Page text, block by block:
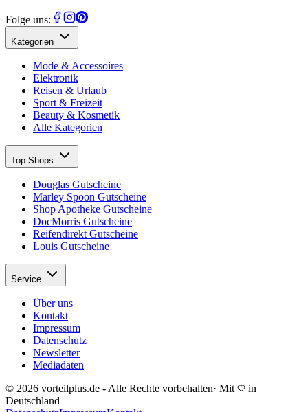
Folge uns:
Kategorien
Mode & Accessoires
Elektronik
Reisen & Urlaub
Sport & Freizeit
Beauty & Kosmetik
Alle Kategorien
Top-Shops
Douglas Gutscheine
Marley Spoon Gutscheine
Shop Apotheke Gutscheine
DocMorris Gutscheine
Reifendirekt Gutscheine
Louis Gutscheine
Service
Über uns
Kontakt
Impressum
Datenschutz
Newsletter
Mediadaten
© 2026 vorteilplus.de - Alle Rechte vorbehalten· Mit
in
Deutschland